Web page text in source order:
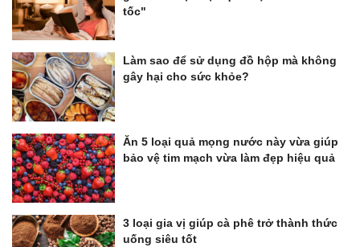
tốc"
Làm sao để sử dụng đồ hộp mà không
gây hại cho sức khỏe?
Ăn 5 loại quả mọng nước này vừa giúp
bảo vệ tim mạch vừa làm đẹp hiệu quả
3 loại gia vị giúp cà phê trở thành thức
uống siêu tốt